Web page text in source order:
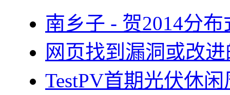
南乡子 - 贺2014分
网页找到漏洞或改
TestPV首期光伏休